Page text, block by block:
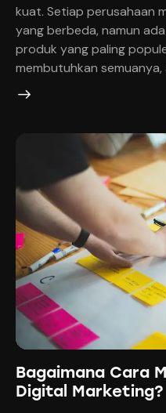
kuat. Setiap perusahaan
yang berbeda, namun
produk yang paling
membutuhkan
Bagaimana Cara
Digital Marketing?